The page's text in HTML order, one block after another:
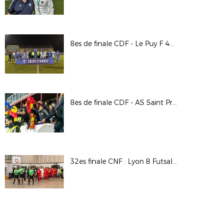
8es de finale CDF - Le Puy F 43 Auv / Stade Lavallois
8es de finale CDF - AS Saint Priest / Valenciennes AFC
32es finale CNF : Lyon 8 Futsal / UJS Toulouse